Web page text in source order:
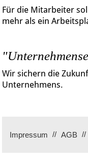
Für die Mitarbeiter
mehr als ein
Wir sichern die
Unternehmens.
Impressum AGB